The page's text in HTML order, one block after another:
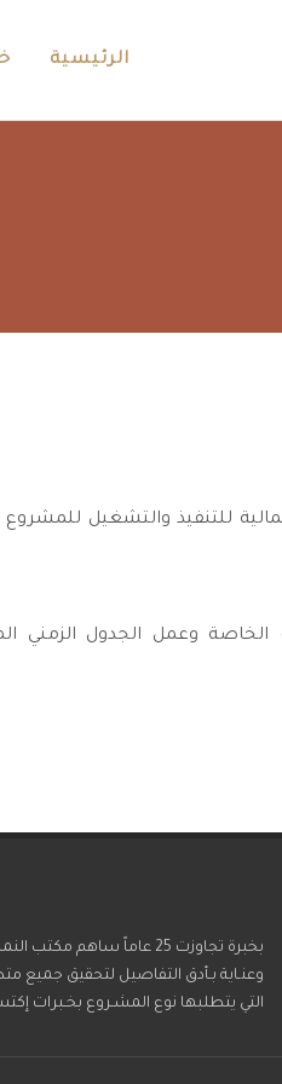
الرئيسية
للتنفيذ والتشغيل للمشروع
وعمل الجدول الزمني
بخبرة تجاوزت 25 عاماً
وعنـاية بـأدق التفاصيل لتحقيق جميع
التي يتطلبها نوع المشـروع بخـبرات إكتسبنــاها بما يزيد عن 5000 مشـــروع